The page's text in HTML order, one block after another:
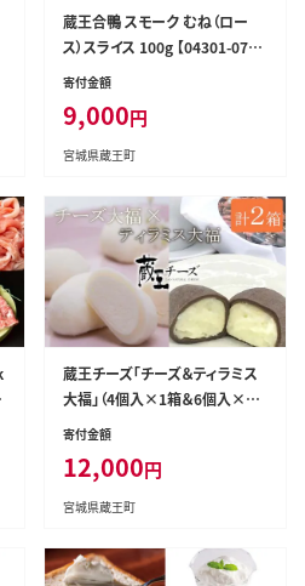
蔵王合鴨 スモーク むね（ロー
ス）スライス 100g 【04301-078
6】
寄付金額
9,000円
宮城県蔵王町
蔵王チーズ「チーズ＆ティラミス
大福」（4個入×1箱＆6個入×1
箱） 【04301-0336】
寄付金額
12,000円
宮城県蔵王町